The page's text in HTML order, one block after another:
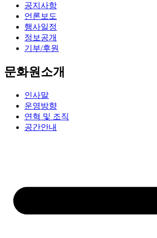
공지사항
언론보도
행사일정
정보공개
기부/후원
문화원소개
인사말
운영방향
연혁 및 조직
공간안내